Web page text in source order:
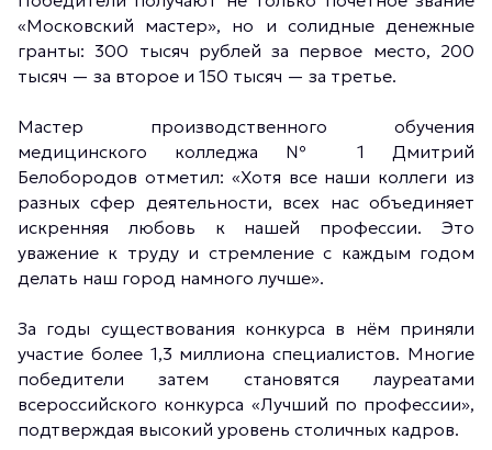
«Московский мастер», но и солидные денежные
гранты: 300 тысяч рублей за первое место, 200
тысяч — за второе и 150 тысяч — за третье.
Мастер производственного обучения
медицинского колледжа № 1 Дмитрий
Белобородов отметил: «Хотя все наши коллеги из
разных сфер деятельности, всех нас объединяет
искренняя любовь к нашей профессии. Это
уважение к труду и стремление с каждым годом
делать наш город намного лучше».
За годы существования конкурса в нём приняли
участие более 1,3 миллиона специалистов. Многие
победители затем становятся лауреатами
всероссийского конкурса «Лучший по профессии»,
подтверждая высокий уровень столичных кадров.